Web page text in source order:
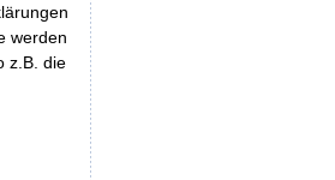
werden
z.B. die